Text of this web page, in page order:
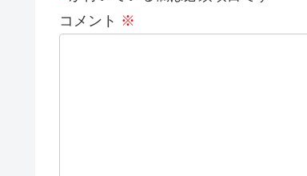
コメント ※